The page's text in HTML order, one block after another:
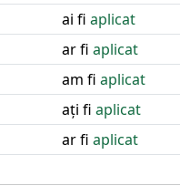
ai fi aplicat
ar fi aplicat
am fi aplicat
ați fi aplicat
ar fi aplicat